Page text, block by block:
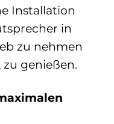
Installation
in
zu nehmen
genießen.